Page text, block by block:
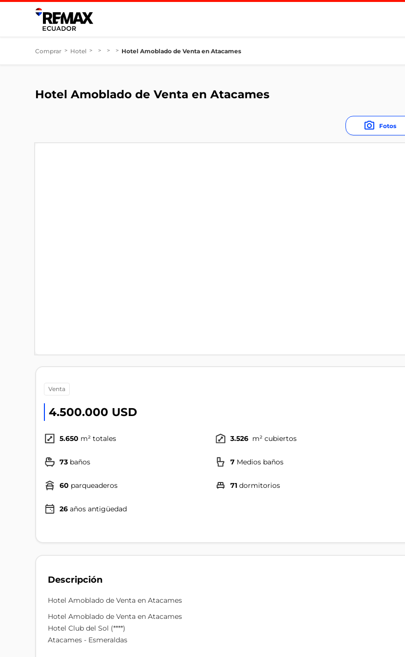
Comprar > Hotel > > > > Hotel Amoblado de Venta en Atacames
Hotel Amoblado de Venta en Atacames
Fotos
venta
4.500.000 USD
5.650 m² totales 3.526 m² cubiertos
73 baños 7 Medios baños
60 parqueaderos 71 dormitorios
26 años antigüedad
Descripción
Hotel Amoblado de Venta en Atacames
Hotel Amoblado de Venta en Atacames
Hotel Club del Sol (****)
Atacames - Esmeraldas